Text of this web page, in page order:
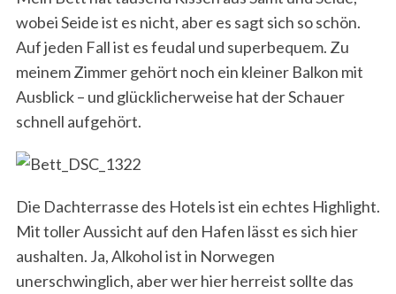
wobei Seide ist es nicht, aber es sagt sich so schön.
Auf jeden Fall ist es feudal und superbequem. Zu
meinem Zimmer gehört noch ein kleiner Balkon mit
Ausblick – und glücklicherweise hat der Schauer
schnell aufgehört.
Die Dachterrasse des Hotels ist ein echtes Highlight.
Mit toller Aussicht auf den Hafen lässt es sich hier
aushalten. Ja, Alkohol ist in Norwegen
unerschwinglich, aber wer hier herreist sollte das
e
a
r
h
o
r